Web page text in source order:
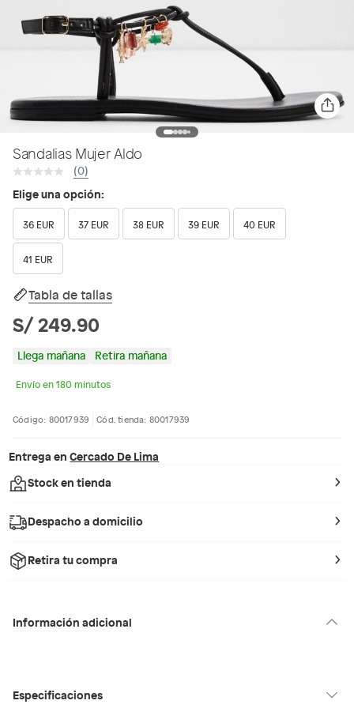
Sandalias Mujer Aldo
(0)
Elige una opción:
36 EUR 37 EUR 38 EUR 39 EUR 40 EUR
41 EUR
Tabla de tallas
S/ 249.90
Llega mañana Retira mañana
Envío en 180 minutos
Código: 80017939 Cód. tienda: 80017939
Entrega en Cercado De Lima
Stock en tienda
Despacho a domicilio
Retira tu compra
Información adicional
Especificaciones